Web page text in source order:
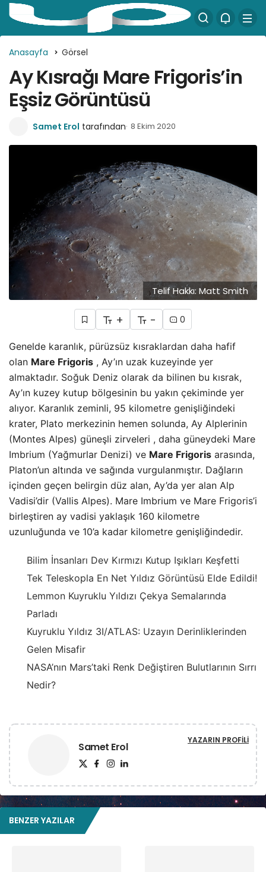
Anasayfa Görsel
Ay Kısrağı Mare Frigoris’in
Eşsiz Görüntüsü
Samet Erol tarafından 8 Ekim 2020
Telif Hakkı: Matt Smith
+ - 0
Genelde karanlık, pürüzsüz kısraklardan daha hafif
olan Mare Frigoris , Ay’ın uzak kuzeyinde yer
almaktadır. Soğuk Deniz olarak da bilinen bu kısrak,
Ay’ın kuzey kutup bölgesinin bu yakın çekiminde yer
alıyor. Karanlık zeminli, 95 kilometre genişliğindeki
krater, Plato merkezinin hemen solunda, Ay Alplerinin
(Montes Alpes) güneşli zirveleri , daha güneydeki Mare
Imbrium (Yağmurlar Denizi) ve Mare Frigoris arasında,
Platon’un altında ve sağında vurgulanmıştır. Dağların
içinden geçen belirgin düz alan, Ay’da yer alan Alp
Vadisi’dir (Vallis Alpes). Mare Imbrium ve Mare Frigoris’i
birleştiren ay vadisi yaklaşık 160 kilometre
uzunluğunda ve 10’a kadar kilometre genişliğindedir.
Bilim İnsanları Dev Kırmızı Kutup Işıkları Keşfetti
Tek Teleskopla En Net Yıldız Görüntüsü Elde Edildi!
Lemmon Kuyruklu Yıldızı Çekya Semalarında
Parladı
Kuyruklu Yıldız 3I/ATLAS: Uzayın Derinliklerinden
Gelen Misafir
NASA’nın Mars’taki Renk Değiştiren Bulutlarının Sırrı
Nedir?
Samet Erol YAZARIN PROFILI
BENZER YAZILAR